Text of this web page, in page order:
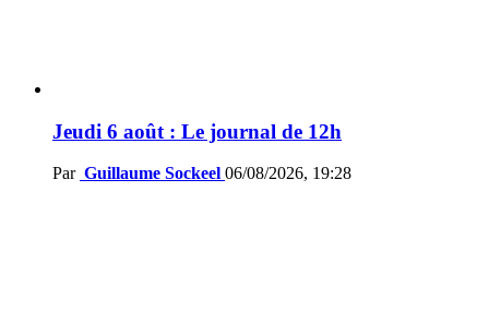
Jeudi 6 août : Le journal de 12h
Par Guillaume Sockeel 06/08/2026, 19:28